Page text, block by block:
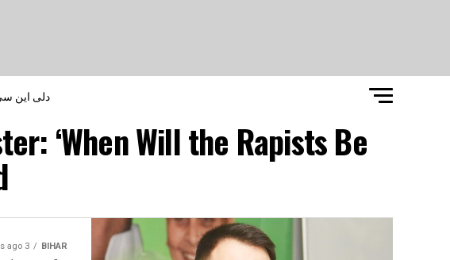
دلی این
‘When Will the Rapists Be
BIHAR
3 months ago